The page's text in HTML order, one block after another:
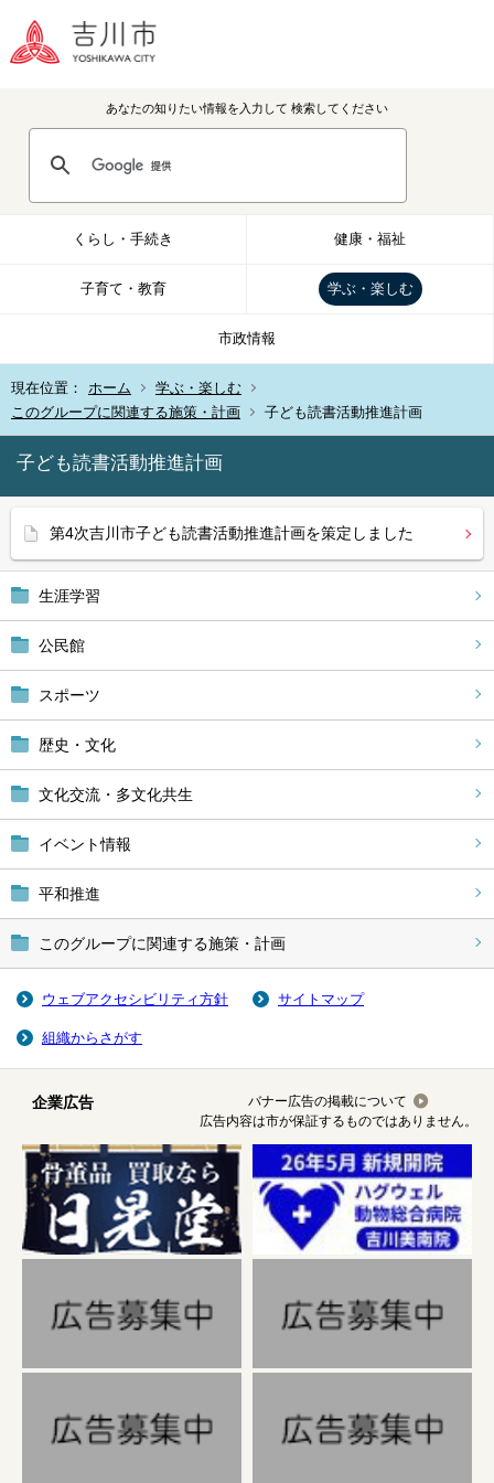
あなたの知りたい情報を入力して 検索してください
くらし・手続き 健康・福祉
子育て・教育 学ぶ・楽しむ
市政情報
現在位置： ホーム
学ぶ・楽しむ
このグループに関連する施策・計画
子ども読書活動推進計画
生涯学習
公民館
スポーツ
歴史・文化
文化交流・多文化共生
イベント情報
平和推進
このグループに関連する施策・計画
子ども読書活動推進計画
第4次吉川市子ども読書活動推進計画を策定しました
ウェブアクセシビリティ方針 サイトマップ
組織からさがす
企業広告
バナー広告の掲載について
広告内容は市が保証するものではありません。